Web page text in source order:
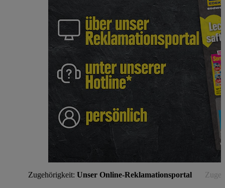
Zugehörigkeit: Unser Online-Reklamationsportal